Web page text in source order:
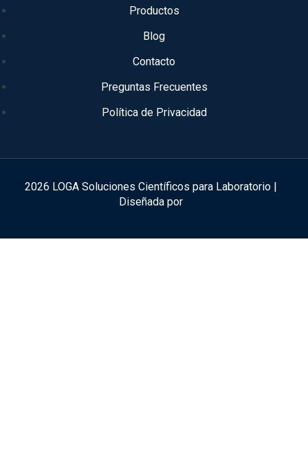
Productos
Blog
Contacto
Preguntas Frecuentes
Política de Privacidad
2026 LOGA Soluciones Científicos para Laboratorio |
Diseñada por